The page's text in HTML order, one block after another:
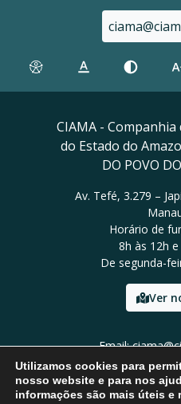
CIAMA -
do Estado do
DO POVO
Av. Tefé, 3.279 –
Horário de
8h às 12h
De segunda-
Ver
Email:
Tel: (92)
Utilizamos cookies para
nosso website e para nos
informações são mais úteis e